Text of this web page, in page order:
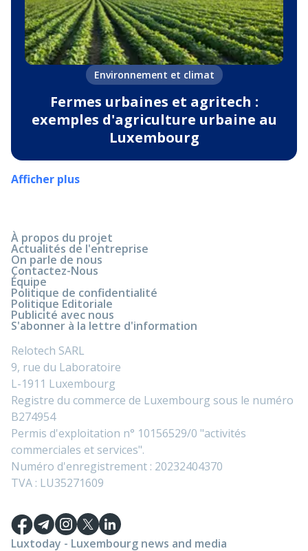
Environnement et climat
Fermes urbaines et agritech :
exemples d'agriculture urbaine au
Luxembourg
Afficher plus
À propos du projet
Actualités de l'entreprise
On parle de nous
Contactez-Nous
Équipe
Politique de confidentialité
Politique Editoriale
Publicité avec nous
S'abonner à la lettre d'information
Relotech SARL
9, rue du Laboratoire
L-1911 Luxembourg
Registre du commerce de Luxembourg sous le numéro
B274954
Permis d'exploitation n° 10156529/0 "activités
commerciales et services".
Numéro d'enregistrement : 20232404370
TVA : LU35271609
Luxtoday - Luxembourg news and media